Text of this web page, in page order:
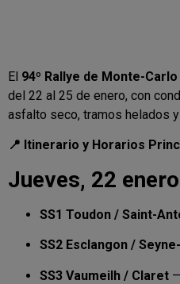
El 94º Rallye de Monte-Carlo
del 22 al 25 de enero, con
asfalto seco, tramos helados
📍 Itinerario y Horarios
Jueves, 22 enero
SS1 Toudon / Saint-
SS2 Esclangon /
SS3 Vaumeilh / Claret